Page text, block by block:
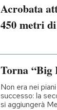
Acrobata
450 metri
Torna
Non era nei
successo: la
si aggiungerà